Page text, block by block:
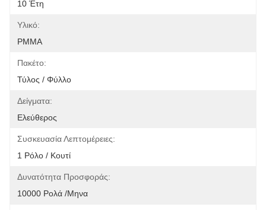
10 Έτη
Υλικό:
PMMA
Πακέτο:
Τύλος / Φύλλο
Δείγματα:
Ελεύθερος
Συσκευασία Λεπτομέρειες:
1 Ρόλο / Κουτί
Δυνατότητα Προσφοράς:
10000 Ρολά /μηνα